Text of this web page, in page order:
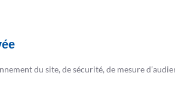
Pipcke dans le
avec un
Quelques jours
du site, de sécurité, de mesure